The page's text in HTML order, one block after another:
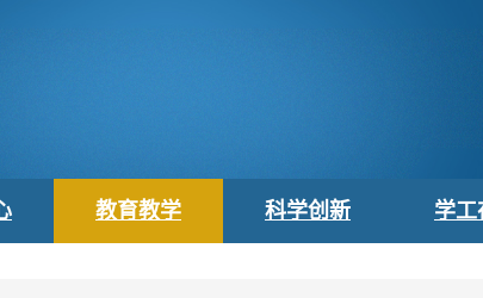
教育教学 科学创新 学工